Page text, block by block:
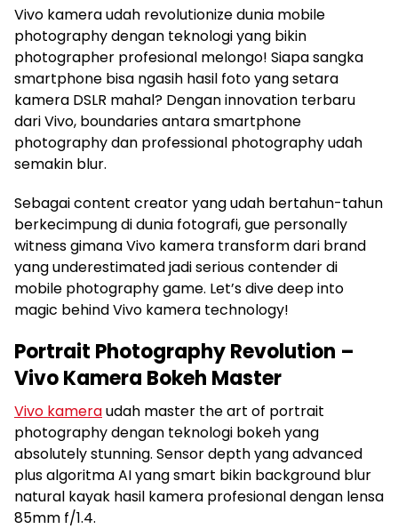
Vivo kamera udah revolutionize dunia mobile
photography dengan teknologi yang bikin
photographer profesional melongo! Siapa sangka
smartphone bisa ngasih hasil foto yang setara
kamera DSLR mahal? Dengan innovation terbaru
dari Vivo, boundaries antara smartphone
photography dan professional photography udah
semakin blur.
Sebagai content creator yang udah bertahun-tahun
berkecimpung di dunia fotografi, gue personally
witness gimana Vivo kamera transform dari brand
yang underestimated jadi serious contender di
mobile photography game. Let’s dive deep into
magic behind Vivo kamera technology!
Portrait Photography Revolution –
Vivo Kamera Bokeh Master
Vivo kameraudah master the art of portrait
photography dengan teknologi bokeh yang
absolutely stunning. Sensor depth yang advanced
plus algoritma AI yang smart bikin background blur
natural kayak hasil kamera profesional dengan lensa
85mm f/1.4.